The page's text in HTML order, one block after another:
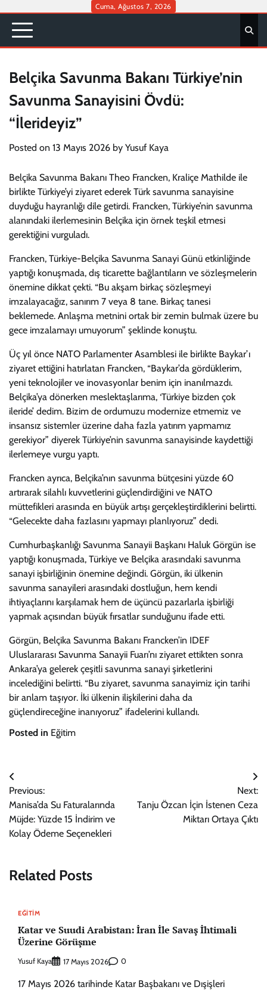
content
Cuma, Ağustos 7, 2026
Belçika Savunma Bakanı Türkiye’nin
Savunma Sanayisini Övdü:
“İlerideyiz”
Posted on 13 Mayıs 2026 by Yusuf Kaya
Belçika Savunma Bakanı Theo Francken, Kraliçe Mathilde ile
birlikte Türkiye’yi ziyaret ederek Türk savunma sanayisine
duyduğu hayranlığı dile getirdi. Francken, Türkiye’nin savunma
alanındaki ilerlemesinin Belçika için örnek teşkil etmesi
gerektiğini vurguladı.
Francken, Türkiye-Belçika Savunma Sanayi Günü etkinliğinde
yaptığı konuşmada, dış ticarette bağlantıların ve sözleşmelerin
önemine dikkat çekti. “Bu akşam birkaç sözleşmeyi
imzalayacağız, sanırım 7 veya 8 tane. Birkaç tanesi
beklemede. Anlaşma metnini ortak bir zemin bulmak üzere bu
gece imzalamayı umuyorum” şeklinde konuştu.
Üç yıl önce NATO Parlamenter Asamblesi ile birlikte Baykar’ı
ziyaret ettiğini hatırlatan Francken, “Baykar’da gördüklerim,
yeni teknolojiler ve inovasyonlar benim için inanılmazdı.
Belçika’ya dönerken meslektaşlarıma, ‘Türkiye bizden çok
ileride’ dedim. Bizim de ordumuzu modernize etmemiz ve
insansız sistemler üzerine daha fazla yatırım yapmamız
gerekiyor” diyerek Türkiye’nin savunma sanayisinde kaydettiği
ilerlemeye vurgu yaptı.
Francken ayrıca, Belçika’nın savunma bütçesini yüzde 60
artırarak silahlı kuvvetlerini güçlendirdiğini ve NATO
müttefikleri arasında en büyük artışı gerçekleştirdiklerini belirtti.
“Gelecekte daha fazlasını yapmayı planlıyoruz” dedi.
Cumhurbaşkanlığı Savunma Sanayii Başkanı Haluk Görgün ise
yaptığı konuşmada, Türkiye ve Belçika arasındaki savunma
sanayi işbirliğinin önemine değindi. Görgün, iki ülkenin
savunma sanayileri arasındaki dostluğun, hem kendi
ihtiyaçlarını karşılamak hem de üçüncü pazarlarla işbirliği
yapmak açısından büyük fırsatlar sunduğunu ifade etti.
Görgün, Belçika Savunma Bakanı Francken’in IDEF
Uluslararası Savunma Sanayii Fuarı’nı ziyaret ettikten sonra
Ankara’ya gelerek çeşitli savunma sanayi şirketlerini
incelediğini belirtti. “Bu ziyaret, savunma sanayimiz için tarihi
bir anlam taşıyor. İki ülkenin ilişkilerini daha da
güçlendireceğine inanıyoruz” ifadelerini kullandı.
Posted in Eğitim
Yazı
gezinmesi
Previous:
Manisa’da Su Faturalarında
Müjde: Yüzde 15 İndirim ve
Kolay Ödeme Seçenekleri
Next:
Tanju Özcan İçin İstenen Ceza
Miktarı Ortaya Çıktı
Related Posts
EĞITIM
Katar ve Suudi Arabistan: İran İle Savaş İhtimali
Üzerine Görüşme
Yusuf Kaya 17 Mayıs 2026 0
17 Mayıs 2026 tarihinde Katar Başbakanı ve Dışişleri